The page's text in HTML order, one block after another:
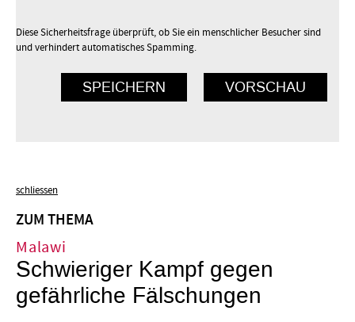
Diese Sicherheitsfrage überprüft, ob Sie ein menschlicher Besucher sind
und verhindert automatisches Spamming.
schliessen
ZUM THEMA
Malawi
Schwieriger Kampf gegen
gefährliche Fälschungen